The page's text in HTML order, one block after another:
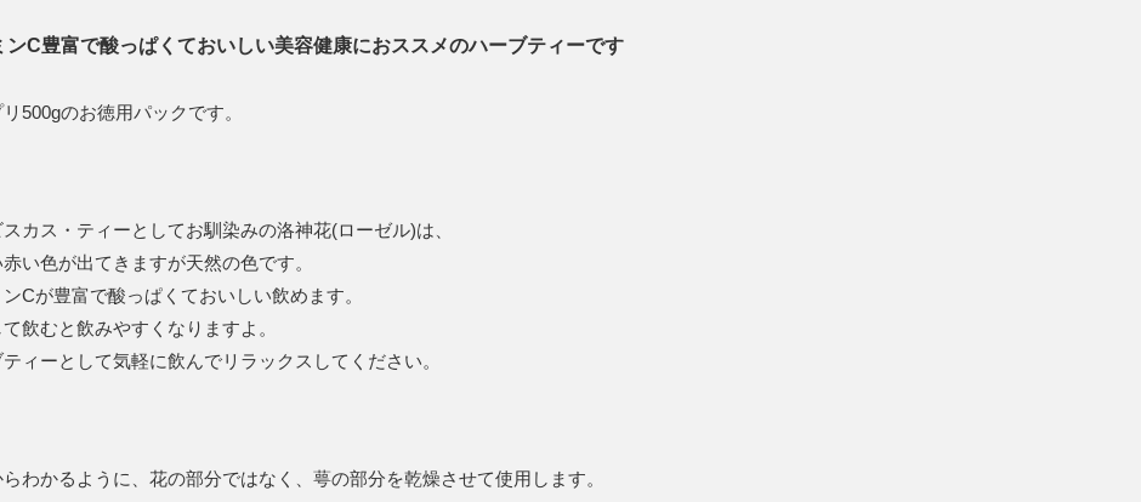
ンC豊富で酸っぱくておいしい美容健康におススメのハーブティーです
500gのお徳用パックです。
カス・ティーとしてお馴染みの洛神花(ローゼル)は、
い色が出てきますが天然の色です。
ンCが豊富で酸っぱくておいしい飲めます。
飲むと飲みやすくなりますよ。
ィーとして気軽に飲んでリラックスしてください。
わかるように、花の部分ではなく、萼の部分を乾燥させて使用します。